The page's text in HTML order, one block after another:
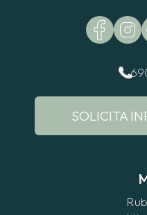
SOLICITA